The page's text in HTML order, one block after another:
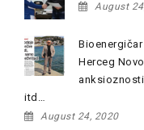
August
Herceg
itd…
August 24, 2020